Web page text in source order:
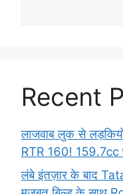
Recent
लाजवाब लुक से
RTR 160! 159.7cc
लंबे इंतज़ार के बाद